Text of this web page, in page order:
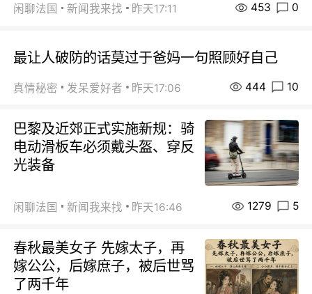
闲聊法国 新闻我来找 昨天17:11 453 0
最让人破防的话莫过于爸妈一句照顾好自己
真情秘密 发呆爱好者 昨天17:06 444 10
巴黎及近郊正式实施新规：骑
电动滑板车必须戴头盔、穿反
光装备
闲聊法国 新闻我来找 昨天16:46 1279 5
春秋最美女子 先嫁太子，再
嫁公公，后嫁庶子，被后世骂
了两千年